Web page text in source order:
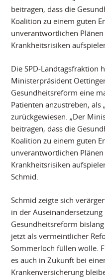
beitragen, dass die
Koalition zu einem guten
unverantwortlichen
Krankheitsrisiken
Die SPD-Landtagsfraktion
Ministerpräsident
Gesundheitsreform eine
Patienten anzustreben,
zurückgewiesen. „Der
beitragen, dass die
Koalition zu einem guten
unverantwortlichen
Krankheitsrisiken
Schmid.
Schmid zeigte sich
in der
Gesundheitsreform
jetzt als vermeintlicher
Sommerloch füllen wolle.
es auch in Zukunft bei
Krankenversicherung